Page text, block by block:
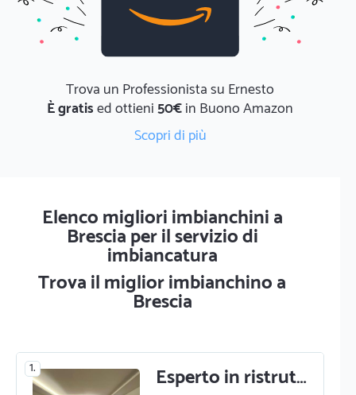
Trova un Professionista su Ernesto
È gratised ottieni50€in Buono Amazon
Scopri di più
Elenco migliori imbianchini a
Brescia per il servizio di
imbiancatura
Trova il miglior imbianchino a
Brescia
1. Esperto in ristrutturazioni e lavori in cemento a brescia